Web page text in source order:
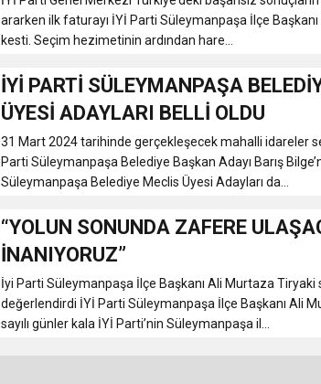
ararken ilk faturayı İYİ Parti Süleymanpaşa İlçe
kesti. Seçim hezimetinin ardından hare...
İYİ PARTİ SÜLEYMANPAŞA
ÜYESİ ADAYLARI BELLİ OLDU
31 Mart 2024 tarihinde gerçekleşecek mahalli idareler
Parti Süleymanpaşa Belediye Başkan Adayı Barış
Süleymanpaşa Belediye Meclis Üyesi Adayları da...
“YOLUN SONUNDA ZAFERE
İNANIYORUZ”
İyi Parti Süleymanpaşa İlçe Başkanı Ali Murtaza Tiryaki
değerlendirdi İYİ Parti Süleymanpaşa İlçe Başkanı Ali
sayılı günler kala İYİ Parti’nin Süleymanpaşa il...